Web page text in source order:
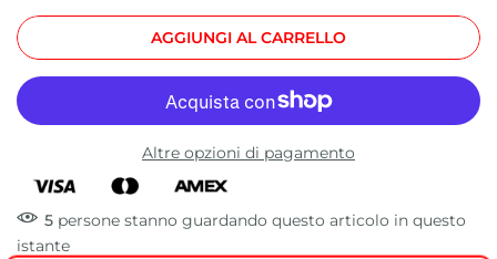
AGGIUNGI AL CARRELLO
Altre opzioni di pagamento
5 persone stanno guardando questo articolo in questo
istante